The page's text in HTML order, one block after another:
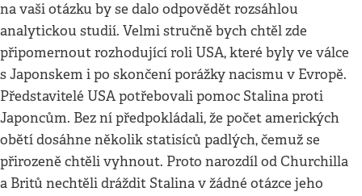
na vaši otázku by se dalo odpovědět rozsáhlou
analytickou studií. Velmi stručně bych chtěl zde
připomernout rozhodující roli USA, které byly ve válce
s Japonskem i po skončení porážky nacismu v Evropě.
Představitelé USA potřebovali pomoc Stalina proti
Japoncům. Bez ní předpokládali, že počet amerických
obětí dosáhne několik statisíců padlých, čemuž se
přirozeně chtěli vyhnout. Proto narozdíl od Churchilla
a Britů nechtěli dráždit Stalina v žádné otázce jeho